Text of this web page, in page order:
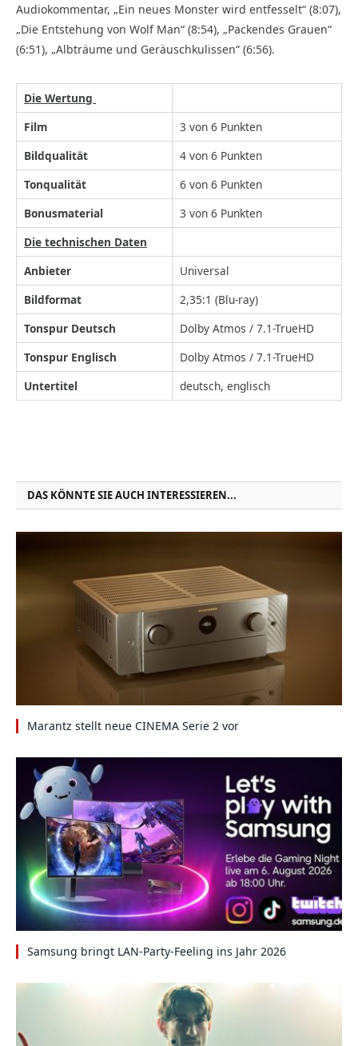
Audiokommentar, „Ein neues Monster wird entfesselt“ (8:07),
„Die Entstehung von Wolf Man“ (8:54), „Packendes Grauen“
(6:51), „Albträume und Geräuschkulissen“ (6:56).
Die Wertung
Film
3 von 6 Punkten
Bildqualität
4 von 6 Punkten
Tonqualität
6 von 6 Punkten
Bonusmaterial
3 von 6 Punkten
Die technischen Daten
Anbieter
Universal
Bildformat
2,35:1 (Blu-ray)
Tonspur Deutsch
Dolby Atmos / 7.1-TrueHD
Tonspur Englisch
Dolby Atmos / 7.1-TrueHD
Untertitel
deutsch, englisch
DAS KÖNNTE SIE AUCH INTERESSIEREN...
Marantz stellt neue CINEMA Serie 2 vor
Samsung bringt LAN-Party-Feeling ins Jahr 2026